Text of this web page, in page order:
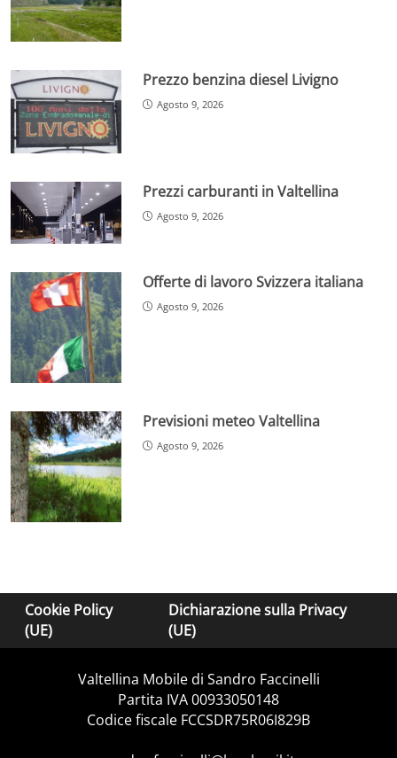
Prezzo benzina diesel Livigno
Agosto 9, 2026
Prezzi carburanti in Valtellina
Agosto 9, 2026
Offerte di lavoro Svizzera italiana
Agosto 9, 2026
Previsioni meteo Valtellina
Agosto 9, 2026
Cookie Policy
(UE)
Dichiarazione sulla Privacy
(UE)
Valtellina Mobile di Sandro Faccinelli
Partita IVA 00933050148
Codice fiscale FCCSDR75R06I829B